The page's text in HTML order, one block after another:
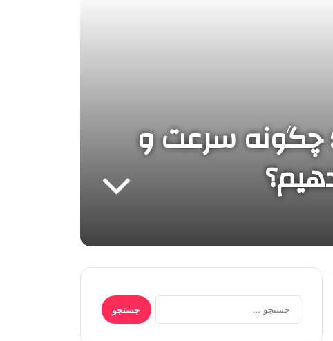
چگونه سرعت و
جستجو
برای: